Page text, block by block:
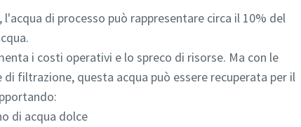
di processo può rappresentare circa il 10% del
i costi operativi e lo spreco di risorse. Ma con le
filtrazione, questa acqua può essere recuperata per il
di acqua dolce
L'invio di questa richiesta consentirà ad Atlas
utilizzando i dati raccolti. Per ulteriori
Ho letto e accettato l'informativa sulla privacy